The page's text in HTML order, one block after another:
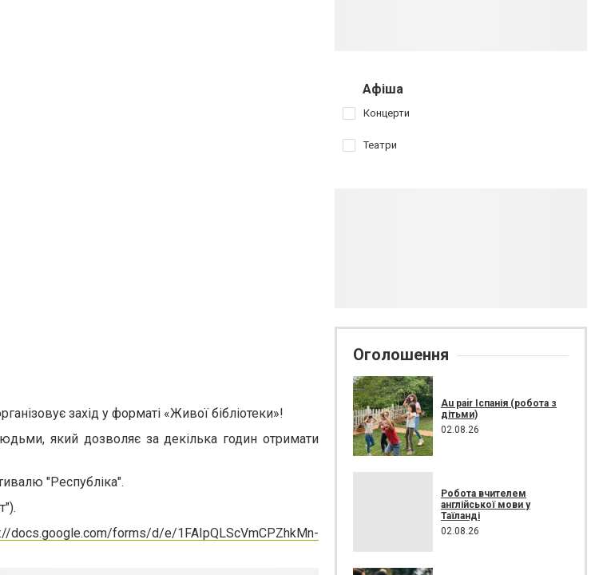
захід у форматі «Живої бібліотеки»!
який дозволяє за декілька годин отримати
"Республіка".
docs.google.com/forms/d/e/1FAIpQLScVmCPZhkMn-
Афіша
Концерти
Театри
Оголошення
Au pair Іспанія (робота з
дітьми)
02.08.26
Робота вчителем
англійської мови у
Таїланді
02.08.26